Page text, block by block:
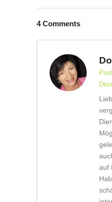
4 Comments
auf